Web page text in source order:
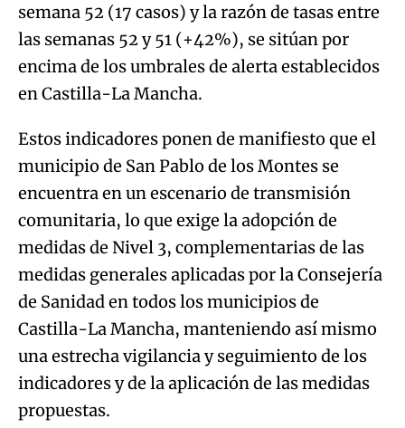
semana 52 (17 casos) y la razón de tasas entre
las semanas 52 y 51 (+42%), se sitúan por
encima de los umbrales de alerta establecidos
en Castilla-La Mancha.
Estos indicadores ponen de manifiesto que el
municipio de San Pablo de los Montes se
encuentra en un escenario de transmisión
comunitaria, lo que exige la adopción de
medidas de Nivel 3, complementarias de las
medidas generales aplicadas por la Consejería
de Sanidad en todos los municipios de
Castilla-La Mancha, manteniendo así mismo
una estrecha vigilancia y seguimiento de los
indicadores y de la aplicación de las medidas
propuestas.